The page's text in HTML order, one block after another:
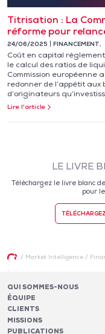
Titrisation : La
réforme pour
24/06/2025 FINANCEMENT,
Coût en capital
le calcul des ratios de
Commission européenne
redonner de l’appétit
d’originateurs
Lire l'article
LE LIVRE
Téléchargez le livre blanc
pour
/ Market Intelligence/
QUI SOMMES-NOUS
ÉQUIPE
CLIENTS
MISSIONS
PUBLICATIONS